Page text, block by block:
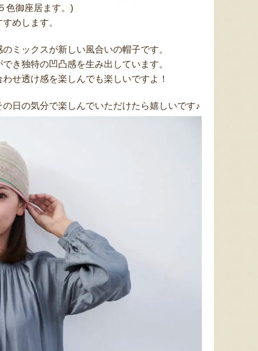
色御座居ます。)
めします。
ミックスが新しい風合いの帽子です。
き独特の凹凸感を生み出しています。
せ透け感を楽しんでも楽しいですよ！
日の気分で楽しんでいただけたら嬉しいです♪